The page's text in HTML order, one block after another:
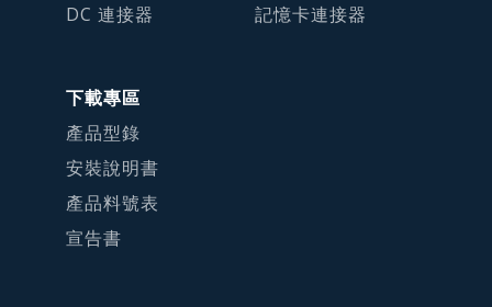
DC 連接器
記憶卡連接器
下載專區
產品型錄
安裝說明書
產品料號表
宣告書